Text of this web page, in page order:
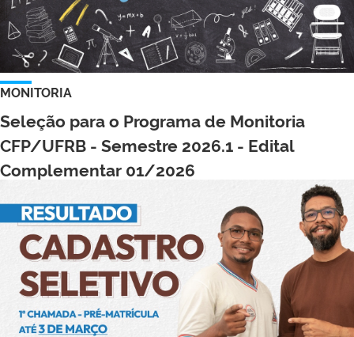
MONITORIA
Seleção para o Programa de Monitoria
CFP/UFRB - Semestre 2026.1 - Edital
Complementar 01/2026